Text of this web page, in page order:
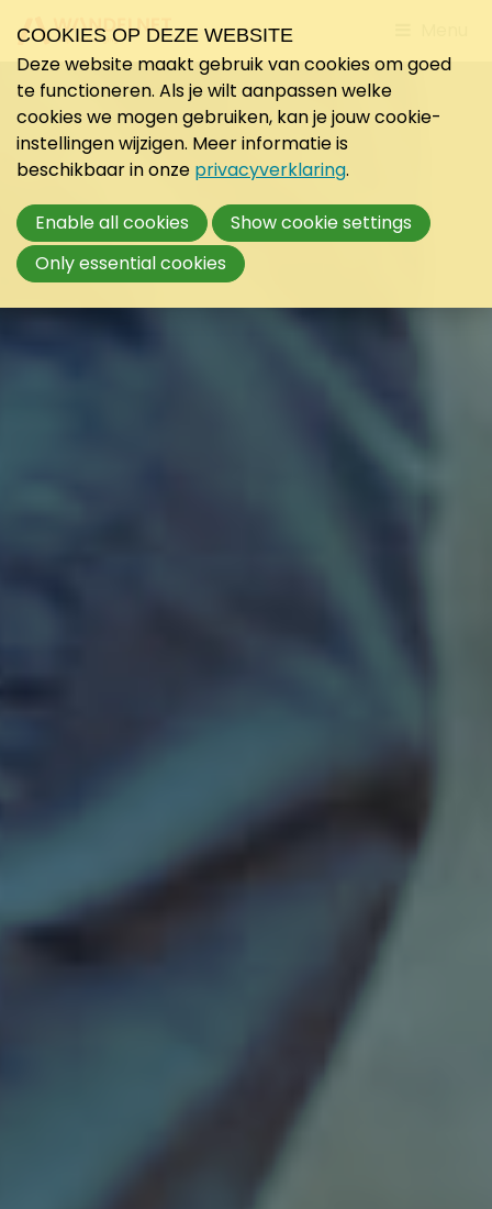
to
COOKIES OP DEZE WEBSITE
Deze website maakt gebruik van cookies om goed
te functioneren. Als je wilt aanpassen welke
cookies we mogen gebruiken, kan je jouw cookie-
instellingen wijzigen. Meer informatie is
beschikbaar in onze privacyverklaring.
Enable all cookies
Show cookie settings
Only essential cookies